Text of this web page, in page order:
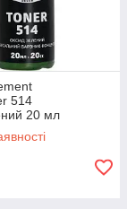
514
20 мл